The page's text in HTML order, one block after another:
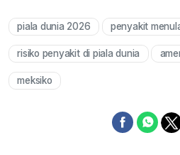
piala dunia 2026 penyakit
risiko penyakit di piala dunia
meksiko